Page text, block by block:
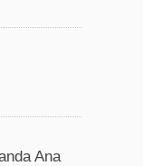
Ana